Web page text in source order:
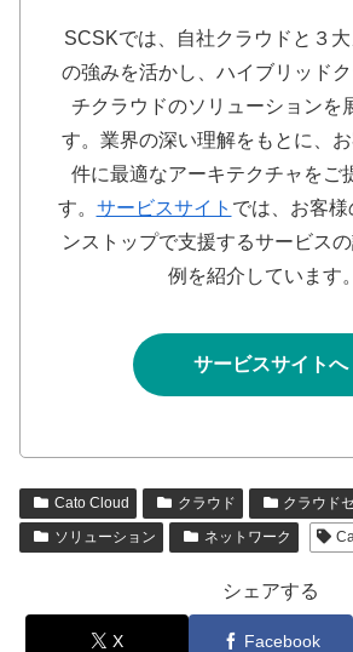
SCSKでは、自社クラウドと３
の強みを活かし、ハイブリッド
チクラウドのソリューションを
す。業界の深い理解をもとに、
件に最適なアーキテクチャをご
す。 サービスサイト では、お客
ンストップで支援するサービス
例を紹介しています。
サービスサイトへ
Cato Cloud クラウド
クラウド
ソリューション
ネットワーク
シェアする
X Facebook